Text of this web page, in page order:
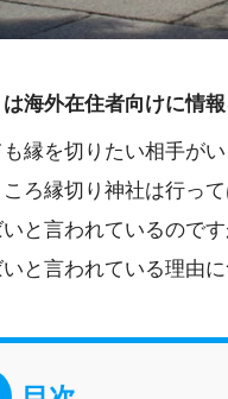
海外在住者向けに情報
縁を切りたい相手が
ろ縁切り神社は行っ
と言われているので
と言われている理由